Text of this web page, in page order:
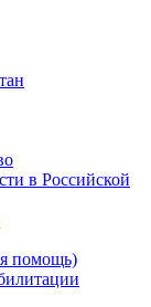
в Российской
помощь)